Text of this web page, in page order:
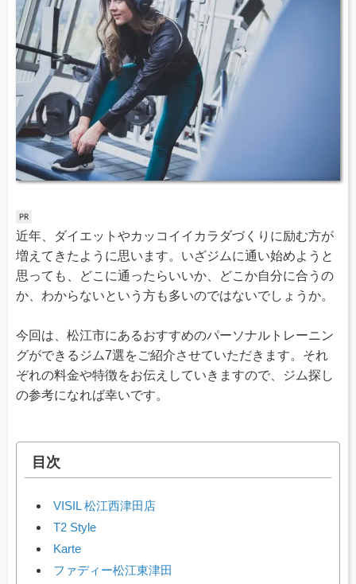
近年、ダイエットやカッコイイカラダづくりに励む方が
増えてきたように思います。いざジムに通い始めようと
思っても、どこに通ったらいいか、どこか自分に合うの
か、わからないという方も多いのではないでしょうか。
今回は、松江市にあるおすすめのパーソナルトレーニン
グができるジム7選をご紹介させていただきます。それ
ぞれの料金や特徴をお伝えしていきますので、ジム探し
の参考になれば幸いです。
目次
VISIL 松江西津田店
T2 Style
Karte
ファディー松江東津田